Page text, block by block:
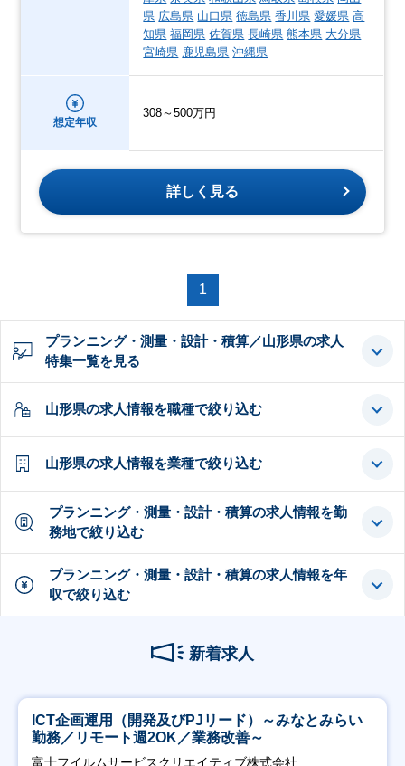
県 広島県 山口県 徳島県 香川県 愛媛県 高
知県 福岡県 佐賀県 長崎県 熊本県 大分県
宮崎県 鹿児島県 沖縄県
想定年収
308～500万円
詳しく見る
1
プランニング・測量・設計・積算／山形県の求人
特集一覧を見る
山形県の求人情報を職種で絞り込む
山形県の求人情報を業種で絞り込む
プランニング・測量・設計・積算の求人情報を勤
務地で絞り込む
プランニング・測量・設計・積算の求人情報を年
収で絞り込む
新着求人
ICT企画運用（開発及びPJリード）～みなとみらい
勤務／リモート週2OK／業務改善～
富士フイルムサービスクリエイティブ株式会社